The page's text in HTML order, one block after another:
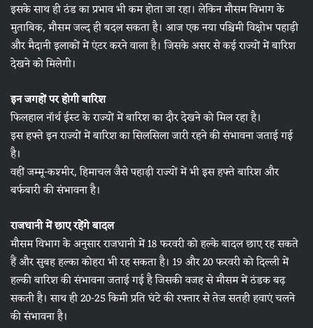
इसके साथ ही ठंड का प्रभाव भी कम होता जा रहा। लेकिन मौसम विभाग के
मुताबिक, मौसम जल्द ही बदल सकता है। आज एक नया पश्चिमी विक्षोभ पहाड़ी
और मैदानी इलाकों में एंटर करने वाला है। जिसके असर से कई राज्यों में बारिश
देखने को मिलेगी।
इन जगहों पर होगी बारिश
फिलहाल नॉर्थ ईस्ट के राज्यों में बारिश का दौर देखने को मिल रहा है।
इस हफ्ते इन राज्यों में बारिश का सिलसिला जारी रहने की संभावना जताई गई
है।
वहीं जम्मू-कश्मीर, हिमाचल जैसे पहाड़ी राज्यों में भी इस हफ्ते बारिश और
बर्फबारी की संभावना है।
राजधानी में छाए रहेंगे बादल
मौसम विभाग के अनुसार राजधानी में 18 फरवरी को हल्के बादल छाए रह सकते
हैं और सुबह हल्का कोहरा भी रह सकता है। 19 और 20 फरवरी को दिल्ली में
हल्की बारिश की संभावना जताई गई है जिसकी वजह से मौसम में ठंडक बढ़
सकती है। साथ ही 20-25 किमी प्रति घंटे की रफ्तार से तेज सतही हवाएं चलने
की संभावना है।